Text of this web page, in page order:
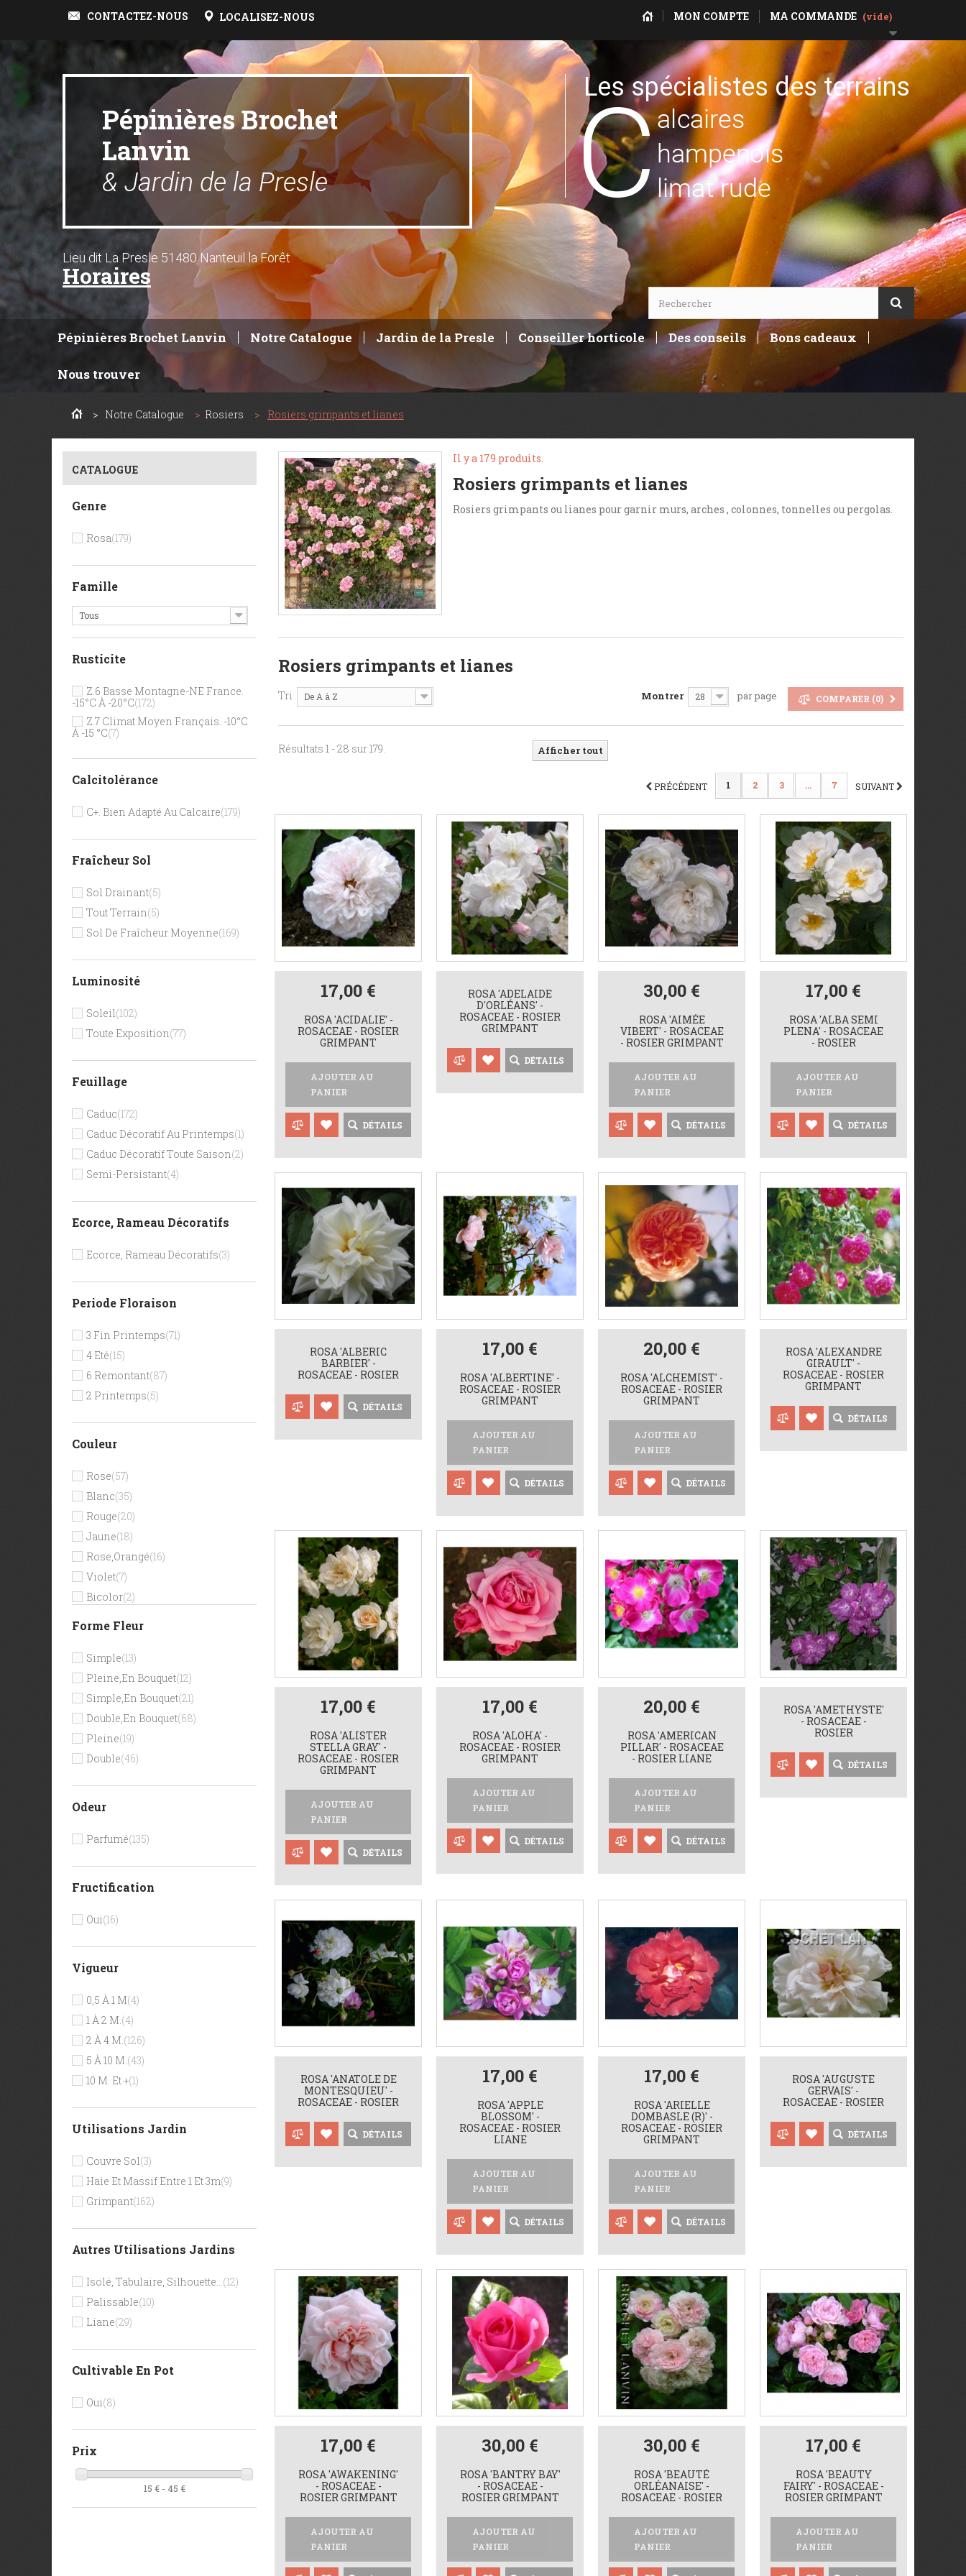
MA COMMANDE (vide)
MON COMPTE
CONTACTEZ-NOUS LOCALISEZ-NOUS
Pépinières Brochet
Lanvin
& Jardin de la Presle
Lieu dit La Presle 51480 Nanteuil la Forêt
Horaires
Les spécialistes des terrains
Pépinières Brochet Lanvin Notre Catalogue Jardin de la Presle Conseiller horticole Des conseils Bons cadeaux
Nous trouver
> Notre Catalogue > Rosiers > Rosiers grimpants et lianes
CATALOGUE
Genre
Rosa(179)
Famille
Tous
Rusticite
Z.6 Basse Montagne-NE France.
-15°c À -20°c(172)
Z.7 Climat Moyen Français. -10°c
À -15 °c(7)
Calcitolérance
C+. Bien Adapté Au Calcaire(179)
Fraîcheur Sol
Sol Drainant(5)
Tout Terrain(5)
Sol De Fraîcheur Moyenne(169)
Luminosité
Soleil(102)
Toute Exposition(77)
Feuillage
Caduc(172)
Caduc Décoratif Au Printemps(1)
Caduc Décoratif Toute Saison(2)
Semi-Persistant(4)
Ecorce, Rameau Décoratifs
Ecorce, Rameau Décoratifs(3)
Periode Floraison
3 Fin Printemps(71)
4 Eté(15)
6 Remontant(87)
2 Printemps(5)
Couleur
Rose(57)
Blanc(35)
Rouge(20)
Jaune(18)
Rose,orangé(16)
Violet(7)
Bicolor(2)
Forme Fleur
Simple(13)
Pleine,en Bouquet(12)
Simple,en Bouquet(21)
Double,en Bouquet(68)
Pleine(19)
Double(46)
Odeur
Parfumé(135)
Fructification
Oui(16)
Vigueur
0,5 À 1 M(4)
1 À 2 M.(4)
2 À 4 M.(126)
5 À 10 M.(43)
10 M. Et +(1)
Utilisations Jardin
Couvre Sol(3)
Haie Et Massif Entre 1 Et 3m(9)
Grimpant(162)
Autres Utilisations Jardins
Isolé, Tabulaire, Silhouette...(12)
Palissable(10)
Liane(29)
Cultivable En Pot
Oui(8)
Prix
15 € - 45 €
Il y a 179 produits.
Rosiers grimpants et lianes
Rosiers grimpants ou lianes pour garnir murs, arches , colonnes, tonnelles ou pergolas.
Rosiers grimpants et lianes
Tri De A à Z COMPARER (0)
Montrer 28 par page
Afficher tout
PRÉCÉDENT 1 2 3 ... 7 SUIVANT
Résultats 1 - 28 sur 179.
17,00 €
ROSA 'ACIDALIE' -
ROSACEAE - ROSIER
GRIMPANT
AJOUTER AU
PANIER
DÉTAILS
ROSA 'ADELAIDE
D'ORLÉANS' -
ROSACEAE - ROSIER
GRIMPANT
DÉTAILS
30,00 €
ROSA 'AIMÉE
VIBERT' - ROSACEAE
- ROSIER GRIMPANT
AJOUTER AU
PANIER
DÉTAILS
17,00 €
ROSA 'ALBA SEMI
PLENA' - ROSACEAE
- ROSIER
AJOUTER AU
PANIER
DÉTAILS
ROSA 'ALBERIC
BARBIER' -
ROSACEAE - ROSIER
DÉTAILS
17,00 €
ROSA 'ALBERTINE' -
ROSACEAE - ROSIER
GRIMPANT
AJOUTER AU
PANIER
DÉTAILS
20,00 €
ROSA 'ALCHEMIST' -
ROSACEAE - ROSIER
GRIMPANT
AJOUTER AU
PANIER
DÉTAILS
ROSA 'ALEXANDRE
GIRAULT' -
ROSACEAE - ROSIER
GRIMPANT
DÉTAILS
17,00 €
ROSA 'ALISTER
STELLA GRAY' -
ROSACEAE - ROSIER
GRIMPANT
AJOUTER AU
PANIER
DÉTAILS
17,00 €
ROSA 'ALOHA' -
ROSACEAE - ROSIER
GRIMPANT
AJOUTER AU
PANIER
DÉTAILS
20,00 €
ROSA 'AMERICAN
PILLAR' - ROSACEAE
- ROSIER LIANE
AJOUTER AU
PANIER
DÉTAILS
ROSA 'AMETHYSTE'
- ROSACEAE -
ROSIER
DÉTAILS
ROSA 'ANATOLE DE
MONTESQUIEU' -
ROSACEAE - ROSIER
DÉTAILS
17,00 €
ROSA 'APPLE
BLOSSOM' -
ROSACEAE - ROSIER
LIANE
AJOUTER AU
PANIER
DÉTAILS
17,00 €
ROSA 'ARIELLE
DOMBASLE (R)' -
ROSACEAE - ROSIER
GRIMPANT
AJOUTER AU
PANIER
DÉTAILS
ROSA 'AUGUSTE
GERVAIS' -
ROSACEAE - ROSIER
DÉTAILS
17,00 €
ROSA 'AWAKENING'
- ROSACEAE -
ROSIER GRIMPANT
AJOUTER AU
PANIER
30,00 €
ROSA 'BANTRY BAY'
- ROSACEAE -
ROSIER GRIMPANT
AJOUTER AU
PANIER
30,00 €
ROSA 'BEAUTÉ
ORLÉANAISE' -
ROSACEAE - ROSIER
AJOUTER AU
PANIER
17,00 €
ROSA 'BEAUTY
FAIRY' - ROSACEAE -
ROSIER GRIMPANT
AJOUTER AU
PANIER